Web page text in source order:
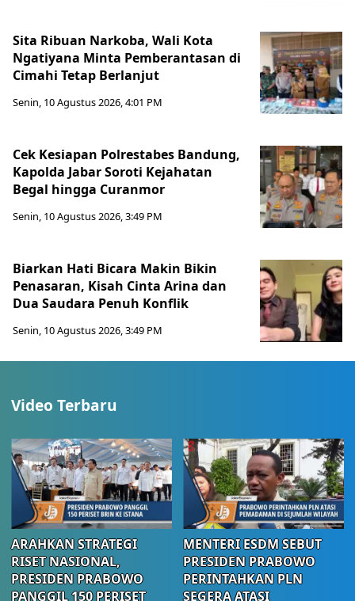
Sita Ribuan Narkoba, Wali Kota
Ngatiyana Minta Pemberantasan di
Cimahi Tetap Berlanjut
Senin, 10 Agustus 2026, 4:01 PM
Cek Kesiapan Polrestabes Bandung,
Kapolda Jabar Soroti Kejahatan
Begal hingga Curanmor
Senin, 10 Agustus 2026, 3:49 PM
Biarkan Hati Bicara Makin Bikin
Penasaran, Kisah Cinta Arina dan
Dua Saudara Penuh Konflik
Senin, 10 Agustus 2026, 3:49 PM
Video Terbaru
ARAHKAN STRATEGI
RISET NASIONAL,
PRESIDEN PRABOWO
PANGGIL 150 PERISET
MENTERI ESDM SEBUT
PRESIDEN PRABOWO
PERINTAHKAN PLN
SEGERA ATASI